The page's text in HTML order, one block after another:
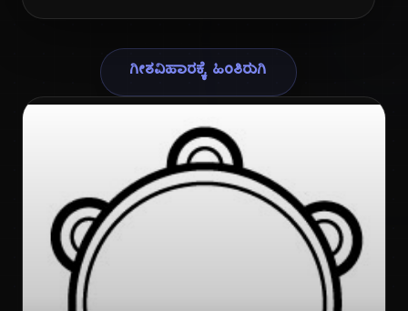
ಗೀತವಿಹಾರಕ್ಕೆ ಹಿಂತಿರುಗಿ